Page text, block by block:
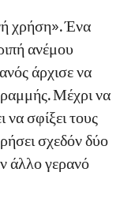
χρήση». Ένα
ανέμου
άρχισε να
Μέχρι να
να σφίξει τους
σχεδόν δύο
άλλο γερανό